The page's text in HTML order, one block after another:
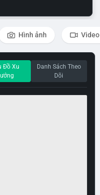
Hình ảnh Video
Đồ Xu
Danh Sách Theo
Dõi